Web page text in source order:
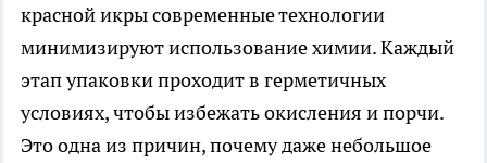
красной икры современные технологии
минимизируют использование химии. Каждый
этап упаковки проходит в герметичных
условиях, чтобы избежать окисления и порчи.
Это одна из причин, почему даже небольшое